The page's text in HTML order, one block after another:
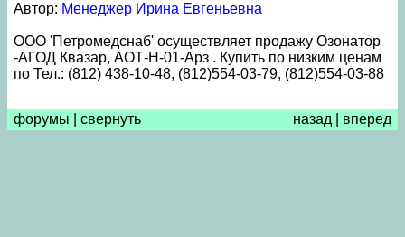
Автор: Менеджер Ирина Евгеньевна
ООО 'Петромедснаб' осуществляет продажу Озонатор
-АГОД Квазар, АОТ-Н-01-Арз . Купить по низким ценам
по Тел.: (812) 438-10-48, (812)554-03-79, (812)554-03-88
форумы свернуть назад вперед